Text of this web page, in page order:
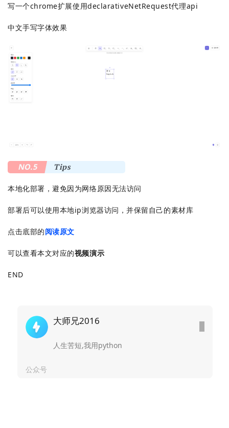
写一个chrome扩展使用declarativeNetRequest代理api
中文手写字体效果
NO.5 Tips
本地化部署，避免因为网络原因无法访问
部署后可以使用本地ip浏览器访问，并保留自己的素材库
点击底部的阅读原文
可以查看本文对应的视频演示
END
大师兄2016
人生苦短,我用python
公众号